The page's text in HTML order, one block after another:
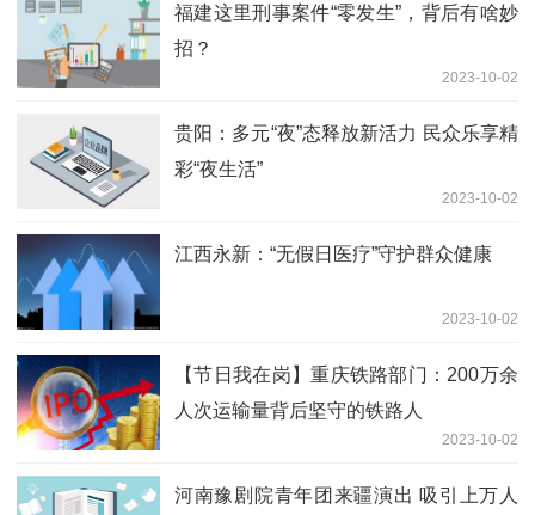
福建这里刑事案件“零发生”，背后有啥妙
招？
2023-10-02
贵阳：多元“夜”态释放新活力 民众乐享精
彩“夜生活”
2023-10-02
江西永新：“无假日医疗”守护群众健康
2023-10-02
【节日我在岗】重庆铁路部门：200万余
人次运输量背后坚守的铁路人
2023-10-02
河南豫剧院青年团来疆演出 吸引上万人